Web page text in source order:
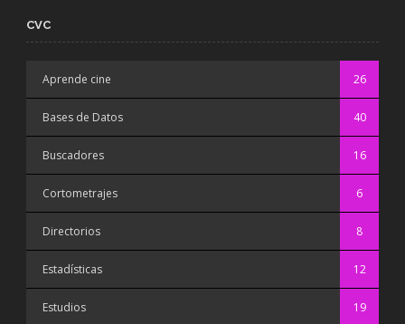
CVC
Aprende cine 26
Bases de Datos 40
Buscadores 16
Cortometrajes 6
Directorios 8
Estadísticas 12
Estudios 19